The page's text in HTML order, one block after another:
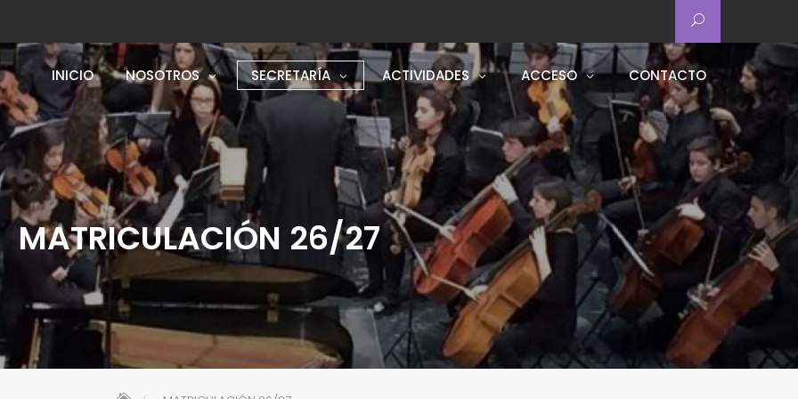
INICIO
NOSOTROS SECRETARÍA ACTIVIDADES ACCESO CONTACTO
MATRICULACIÓN 26/27